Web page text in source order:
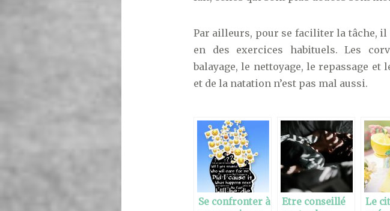
Par ailleurs, pour se faciliter la tâche,
en des exercices habituels. Les
balayage, le nettoyage, le repassage
et de la natation n’est pas mal aussi.
Se confronter à
Etre conseillé
Le